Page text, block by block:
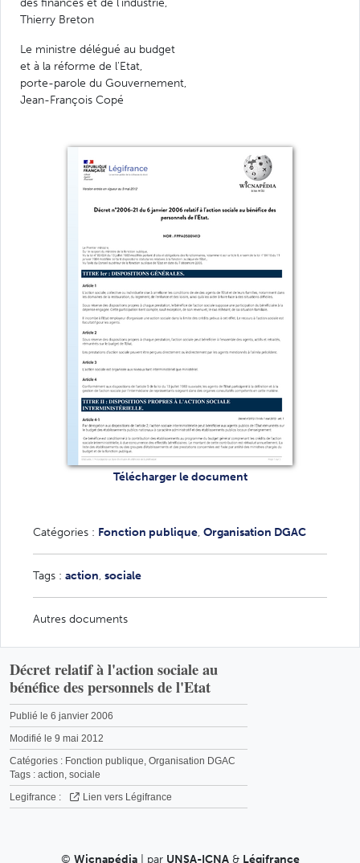
Thierry Breton
Le ministre délégué au budget
et à la réforme de l'Etat,
porte-parole du Gouvernement,
Jean-François Copé
Télécharger le document
Catégories : Fonction publique, Organisation DGAC
Tags : action, sociale
Autres documents
Décret relatif à l'action sociale au
bénéfice des personnels de l'Etat
Publié le 6 janvier 2006
Modifié le 9 mai 2012
Catégories : Fonction publique Organisation DGAC
Tags : action sociale
Legifrance : Lien vers Légifrance
© Wicnapédia| par UNSA-ICNA& Légifrance